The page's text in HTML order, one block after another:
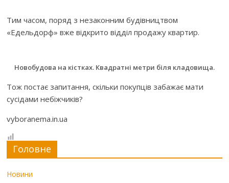
Тим часом, поряд з незаконним будівництвом
«Едельдорф» вже відкрито відділ продажу квартир.
Новобудова на кістках. Квадратні метри біля кладовища.
Тож постає запитання, скільки покупців забажає мати
сусідами небіжчиків?
vyboranema.in.ua
Головне
Новини